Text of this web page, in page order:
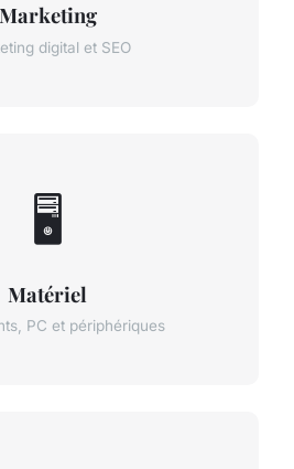
Marketing
digital et SEO
🖥️
Matériel
PC et périphériques